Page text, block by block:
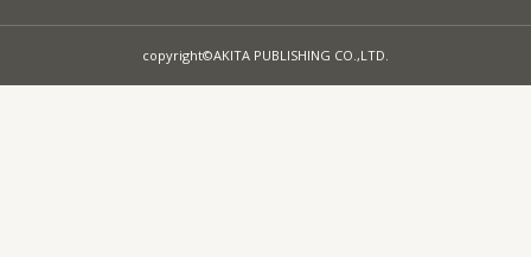
copyright©AKITA PUBLISHING CO.,LTD.